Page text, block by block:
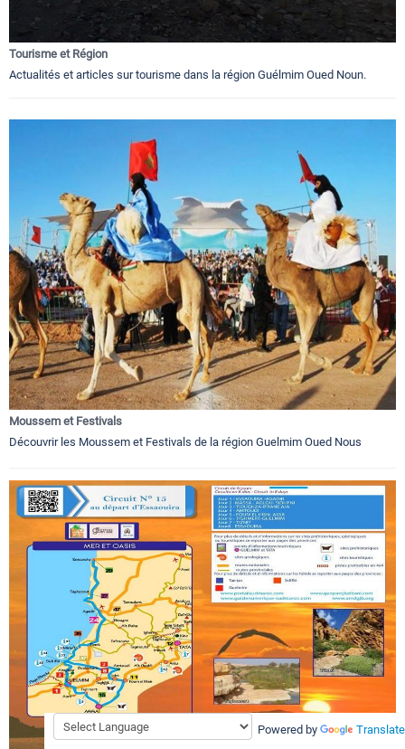
Tourisme et Région
Actualités et articles sur tourisme dans la région Guélmim Oued Noun.
Moussem et Festivals
Découvrir les Moussem et Festivals de la région Guelmim Oued Nous
Powered by Translate